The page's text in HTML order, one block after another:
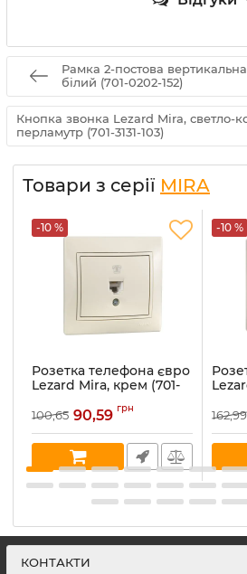
Рамка 2-постова
білий (701-0202-152)
Кнопка звонка Lezard Mira, светло-
перламутр (701-3131-103)
Товари з серії MIRA
-10 %
Розетка телефона євро
Lezard Mira, крем (701-
Артикул:701-0303-137
В наявності:5
100,65 90,59 грн
-10 %
В
162,99
КОНТАКТИ